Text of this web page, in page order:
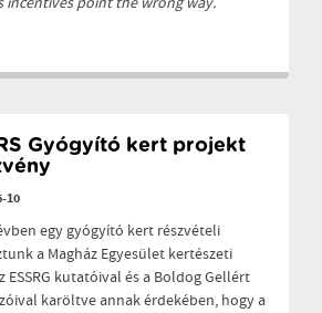
Gyógyító kert projekt
10
egy gyógyító kert részvételi
a Magház Egyesület kertészeti
ESSRG kutatóival és a Boldog Gellért
karöltve annak érdekében, hogy a